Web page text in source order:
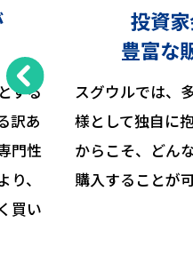
する
訳あ
門性
、
買い
投資
豊富な
スグウルでは、
様として独自に
からこそ、どん
購入することが